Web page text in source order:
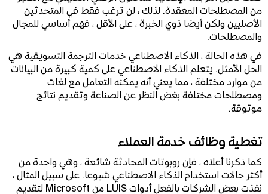
من المصطلحات المعقدة. لذلك ، لن ترغب فقط في المتحدثين
الأصليين ولكن أيضا ذوي الخبرة ، على الأقل ، فهم أساسي للمجال
والمصطلحات.
في هذه الحالة ، الذكاء الاصطناعي خدمات الترجمة التسويقية هي
الحل الأمثل. يتعلم الذكاء الاصطناعي على كمية كبيرة من البيانات
من موارد مختلفة ، مما يعني أنه يمكنه التعامل مع لغات
ومصطلحات مختلفة بغض النظر عن الصناعة وتقديم نتائج
موثوقة.
تغطية وظائف خدمة العملاء
كما ذكرنا أعلاه ، فإن روبوتات المحادثة شائعة ، وهي واحدة من
أكثر حالات استخدام الذكاء الاصطناعي شيوعا. على سبيل المثال ،
نفذت بعض الشركات بالفعل أدوات LUIS من Microsoft لتقديم